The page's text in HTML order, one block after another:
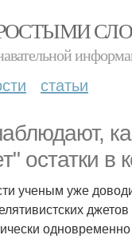
статьи
остатки в
ученым уже